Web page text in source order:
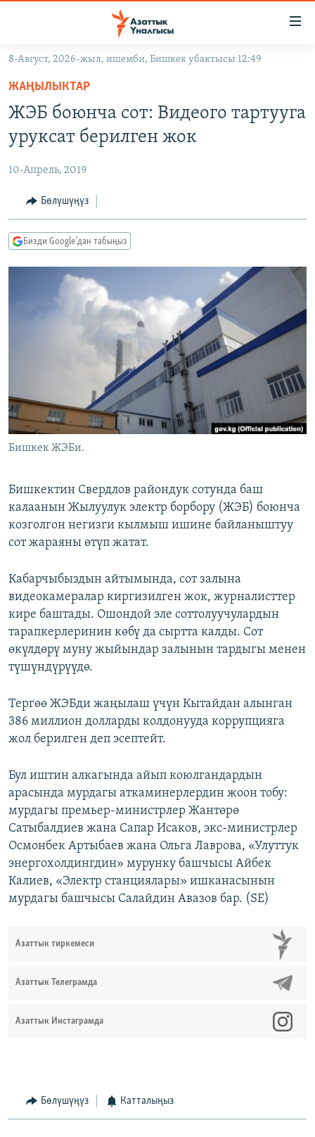
Навигацияга
өтүңүз
Издөөгө
салыңыз
КЫРГЫЗСТАН
ЭКОНОМИКА
МАДАНИЯТ
БОРБОР АЗИЯ
УКРАИНА
АТАЙЫН ИЛИКТӨӨ
ТВ ПРОГРАММАЛАР
ЭКСПЕРТТЕР ТАЛДАЙТ
БИЗ ЖАНА ДҮЙНӨ
ЫҢГАЙСЫЗ СУРООЛОР
ӨЗГӨЧӨ ПИКИР
ОНЛАЙН ШЕРИНЕ
ЭЕ/АРнун бардык сайттары
8-Август, 2026-жыл, ишемби, Бишкек убактысы 12:49
ЖАҢЫЛЫКТАР
ЖЭБ боюнча сот: Видеого тартууга
уруксат берилген жок
10-Апрель, 2019
Бөлүшүңүз
Бизди Google'дан табыңыз
Бишкек ЖЭБи.
Бишкектин Свердлов райондук сотунда баш
калаанын Жылуулук электр борбору (ЖЭБ) боюнча
козголгон негизги кылмыш ишине байланыштуу
сот жараяны өтүп жатат.
Кабарчыбыздын айтымында, сот залына
видеокамералар киргизилген жок, журналисттер
кире баштады. Ошондой эле соттолуучулардын
тарапкерлеринин көбү да сыртта калды. Сот
өкүлдөрү муну жыйындар залынын тардыгы менен
түшүндүрүүдө.
Тергөө ЖЭБди жаңылаш үчүн Кытайдан алынган
386 миллион долларды колдонууда коррупцияга
жол берилген деп эсептейт.
Бул иштин алкагында айып коюлгандардын
арасында мурдагы аткаминерлердин жоон тобу:
мурдагы премьер-министрлер Жантөрө
Сатыбалдиев жана Сапар Исаков, экс-министрлер
Осмонбек Артыбаев жана Ольга Лаврова, «Улуттук
энергохолдингдин» мурунку башчысы Айбек
Калиев, «Электр станциялары» ишканасынын
мурдагы башчысы Салайдин Авазов бар. (SE)
Азаттык тиркемеси
Азаттык Телеграмда
Азаттык Инстаграмда
Бөлүшүңүз Катталыңыз